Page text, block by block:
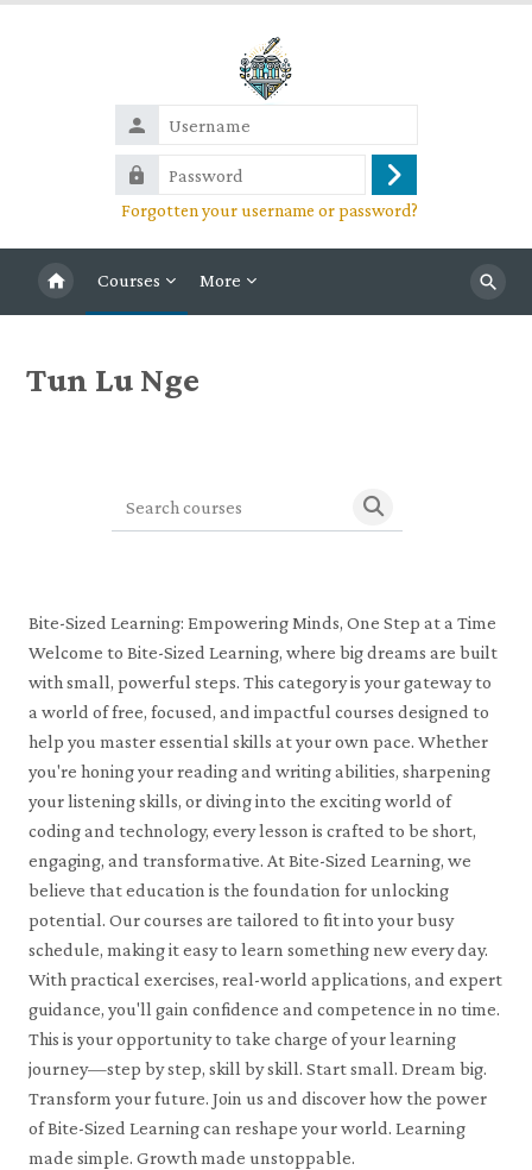
Username
Password
Log
in
Forgotten your username or password?
Courses More
Search
Tun Lu Nge
Search courses
Search courses
Bite-Sized Learning: Empowering Minds, One Step at a Time
Welcome to Bite-Sized Learning, where big dreams are built
with small, powerful steps. This category is your gateway to
a world of free, focused, and impactful courses designed to
help you master essential skills at your own pace. Whether
you're honing your reading and writing abilities, sharpening
your listening skills, or diving into the exciting world of
coding and technology, every lesson is crafted to be short,
engaging, and transformative. At Bite-Sized Learning, we
believe that education is the foundation for unlocking
potential. Our courses are tailored to fit into your busy
schedule, making it easy to learn something new every day.
With practical exercises, real-world applications, and expert
guidance, you'll gain confidence and competence in no time.
This is your opportunity to take charge of your learning
journey—step by step, skill by skill. Start small. Dream big.
Transform your future. Join us and discover how the power
of Bite-Sized Learning can reshape your world. Learning
made simple. Growth made unstoppable.